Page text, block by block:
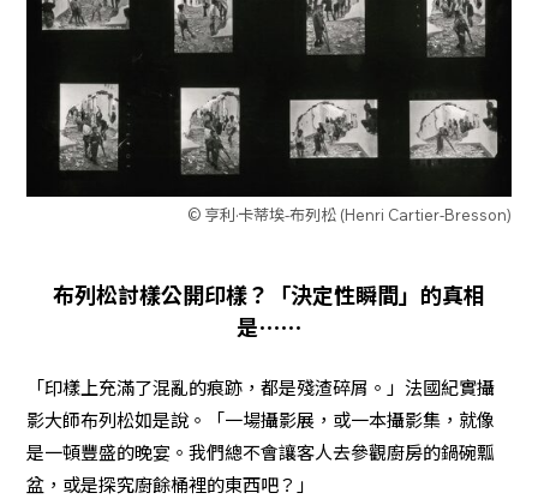
© 亨利·卡蒂埃-布列松 (Henri Cartier-Bresson)
布列松討樣公開印樣？「決定性瞬間」的真相
是⋯⋯
「印樣上充滿了混亂的痕跡，都是殘渣碎屑。」法國紀實攝
影大師布列松如是說。「一場攝影展，或一本攝影集，就像
是一頓豐盛的晚宴。我們總不會讓客人去參觀廚房的鍋碗瓢
盆，或是探究廚餘桶裡的東西吧？」